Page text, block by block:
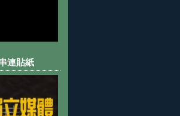
連貼紙